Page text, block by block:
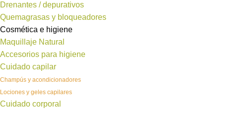
Drenantes / depurativos
Quemagrasas y bloqueadores
Cosmética e higiene
Maquillaje Natural
Accesorios para higiene
Cuidado capilar
Champús y acondicionadores
Lociones y geles capilares
Cuidado corporal